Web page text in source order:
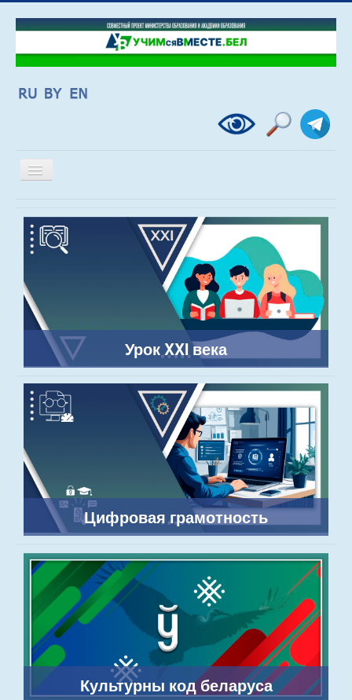
Включить/
выключить
Урок XXI века
Цифровая грамотность
Культурны код беларуса